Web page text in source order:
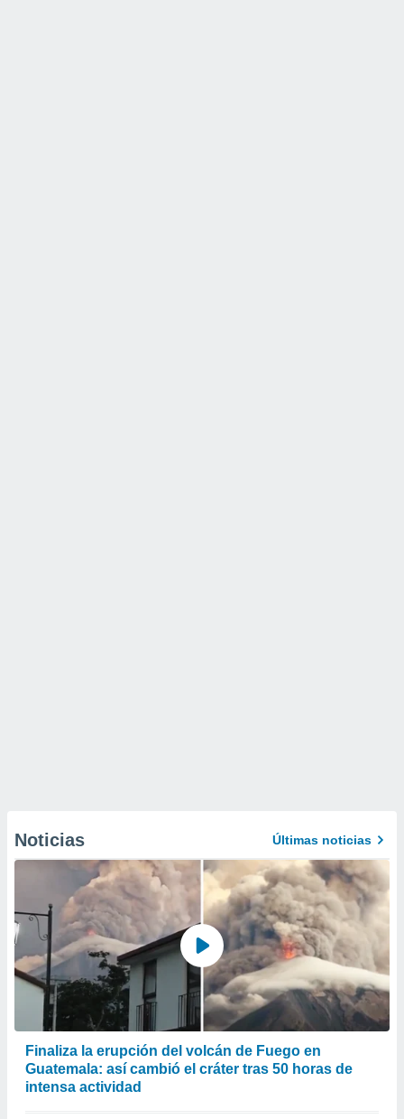
Noticias Últimas noticias
Finaliza la erupción del volcán de Fuego en
Guatemala: así cambió el cráter tras 50 horas de
intensa actividad